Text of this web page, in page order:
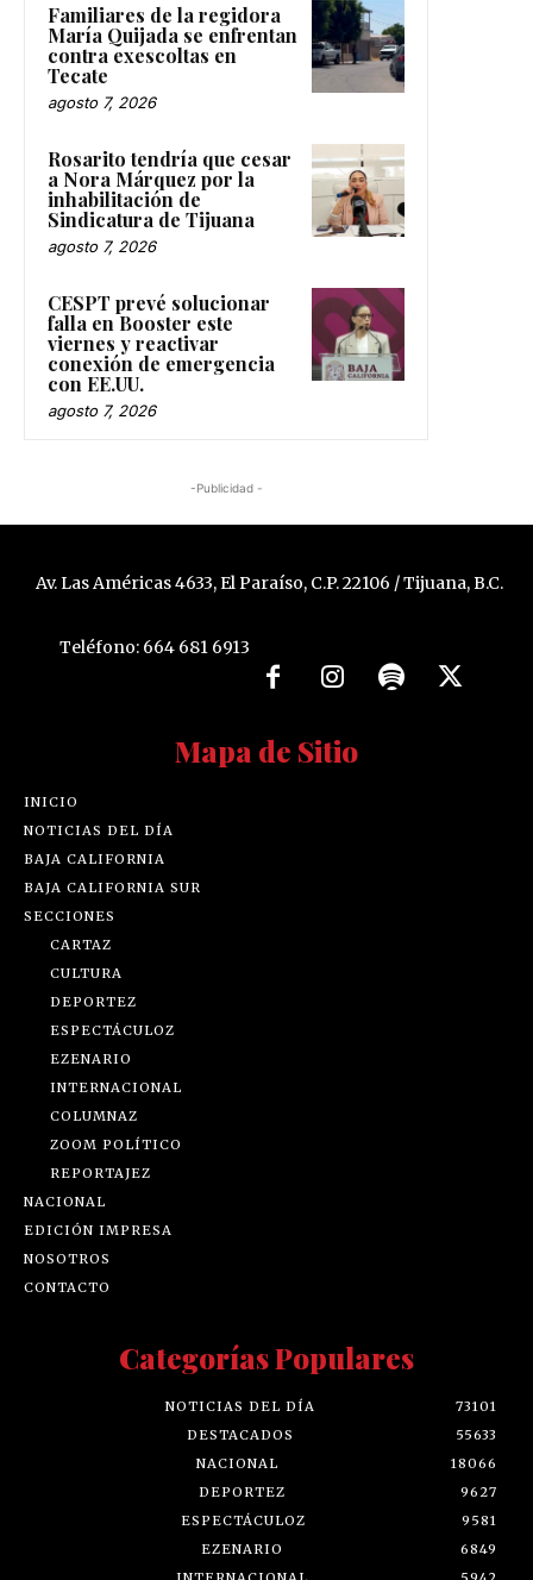
Familiares de la regidora
María Quijada se enfrentan
contra exescoltas en
Tecate
agosto 7, 2026
Rosarito tendría que cesar
a Nora Márquez por la
inhabilitación de
Sindicatura de Tijuana
agosto 7, 2026
CESPT prevé solucionar
falla en Booster este
viernes y reactivar
conexión de emergencia
con EE.UU.
agosto 7, 2026
-Publicidad -
Av. Las Américas 4633, El Paraíso, C.P. 22106 / Tijuana, B.C.
Teléfono: 664 681 6913
Mapa de Sitio
INICIO
NOTICIAS DEL DÍA
BAJA CALIFORNIA
BAJA CALIFORNIA SUR
SECCIONES
CARTAZ
CULTURA
DEPORTEZ
ESPECTÁCULOZ
EZENARIO
INTERNACIONAL
COLUMNAZ
ZOOM POLÍTICO
REPORTAJEZ
NACIONAL
EDICIÓN IMPRESA
NOSOTROS
CONTACTO
Categorías Populares
NOTICIAS DEL DÍA
73101
DESTACADOS
55633
NACIONAL
18066
DEPORTEZ
9627
ESPECTÁCULOZ
9581
EZENARIO
6849